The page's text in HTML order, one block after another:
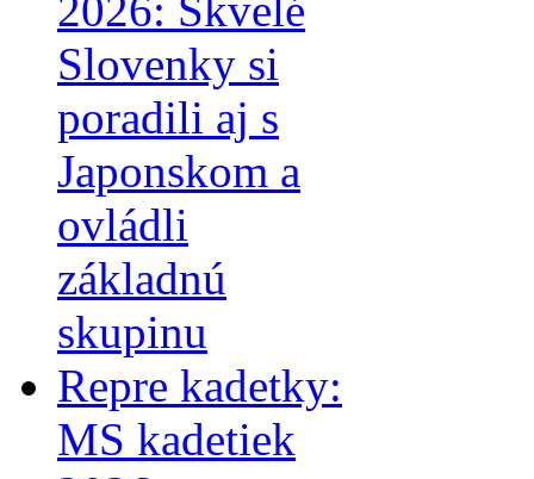
Slovenky si
poradili aj s
Japonskom a
ovládli
základnú
skupinu
Repre kadetky:
MS kadetiek